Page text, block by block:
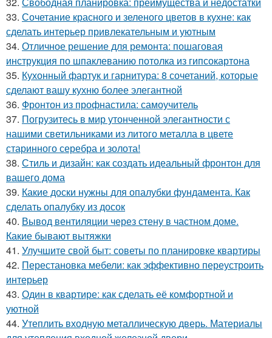
33. Сочетание красного и зеленого цветов в кухне: как
сделать интерьер привлекательным и уютным
34. Отличное решение для ремонта: пошаговая
инструкция по шпаклеванию потолка из гипсокартона
35. Кухонный фартук и гарнитура: 8 сочетаний, которые
сделают вашу кухню более элегантной
36. Фронтон из профнастила: самоучитель
37. Погрузитесь в мир утонченной элегантности с
нашими светильниками из литого металла в цвете
старинного серебра и золота!
38. Стиль и дизайн: как создать идеальный фронтон для
вашего дома
39. Какие доски нужны для опалубки фундамента. Как
сделать опалубку из досок
40. Вывод вентиляции через стену в частном доме.
Какие бывают вытяжки
41. Улучшите свой быт: советы по планировке квартиры
42. Перестановка мебели: как эффективно переустроить
интерьер
43. Один в квартире: как сделать её комфортной и
уютной
44. Утеплить входную металлическую дверь. Материалы